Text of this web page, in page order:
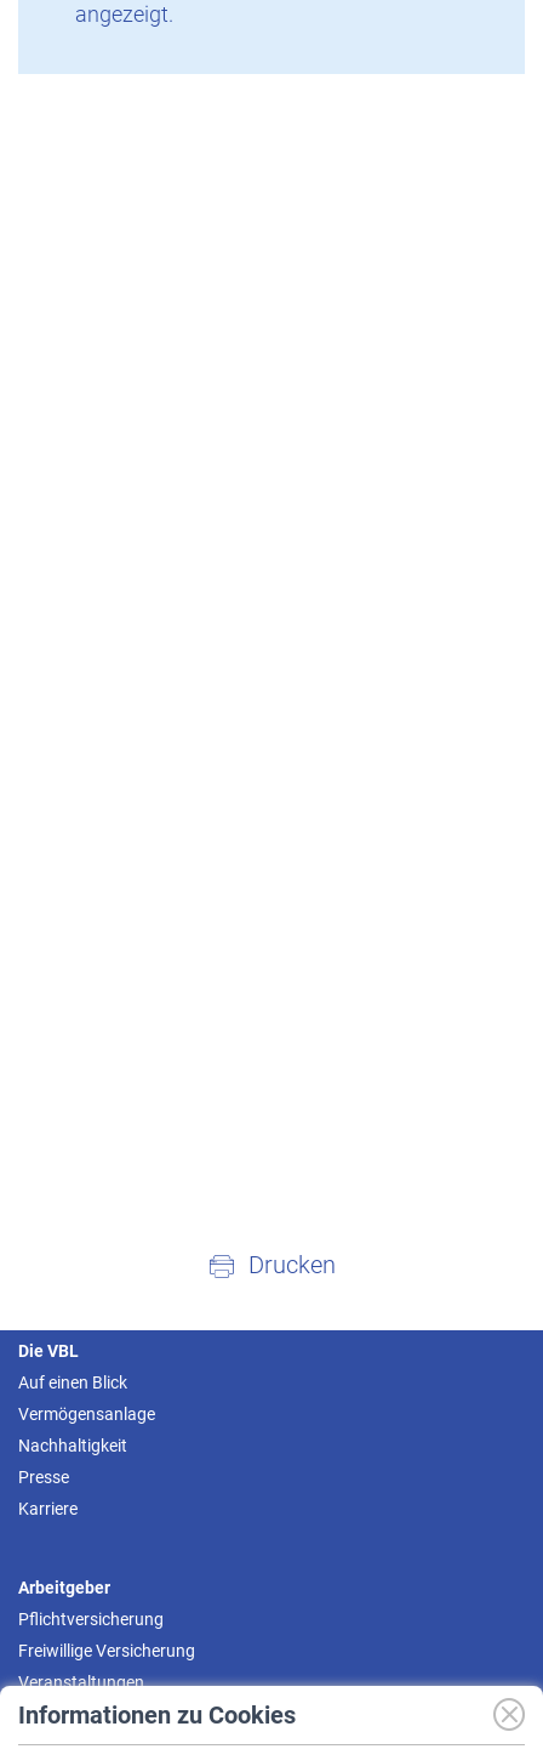
angezeigt.
Informationen zu Cookies
Drucken
Die VBL
Auf einen Blick
Vermögensanlage
Nachhaltigkeit
Presse
Karriere
Arbeitgeber
Pflichtversicherung
Freiwillige Versicherung
Veranstaltungen